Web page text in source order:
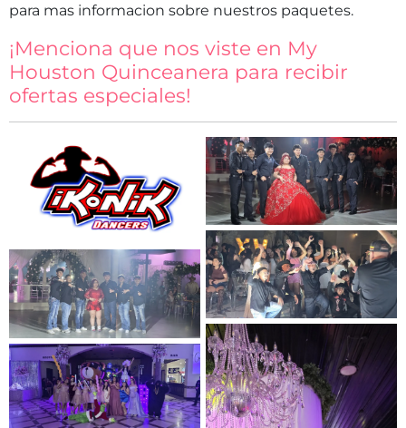
para mas informacion sobre nuestros paquetes.
¡Menciona que nos viste en My
Houston Quinceanera para recibir
ofertas especiales!